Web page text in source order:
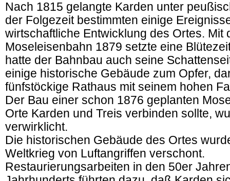
Nach 1815 gelangte Karden unter
der Folgezeit bestimmten einige
wirtschaftliche Entwicklung des Ortes. Mit
Moseleisenbahn 1879 setzte eine
hatte der Bahnbau auch seine
einige historische Gebäude zum Opfer,
fünfstöckige Rathaus mit seinem hohen
Der Bau einer schon 1876 geplanten
Orte Karden und Treis verbinden sollte,
verwirklicht.
Die historischen Gebäude des Ortes
Weltkrieg von Luftangriffen verschont.
Restaurierungsarbeiten in den 50er